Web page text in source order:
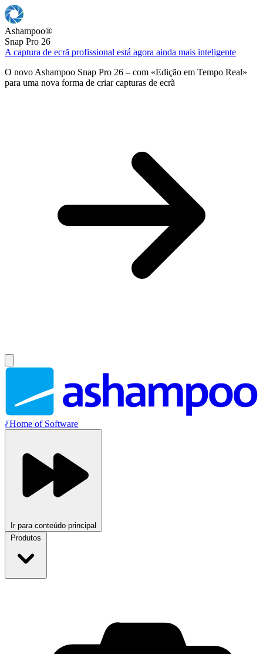
Ashampoo®
Snap Pro 26
A captura de ecrã profissional está agora ainda mais inteligente
O novo Ashampoo Snap Pro 26 – com «Edição em Tempo Real»
para uma nova forma de criar capturas de ecrã
//Home of Software
Ir para conteúdo principal
Produtos